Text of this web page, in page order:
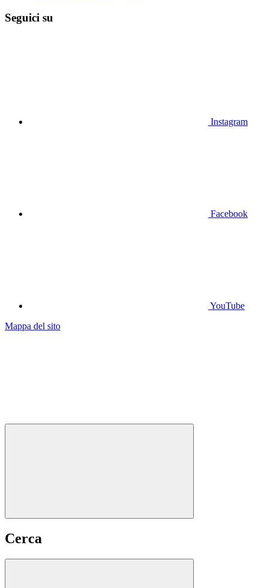
Seguici su
Instagram
Facebook
YouTube
Mappa del sito
Cerca